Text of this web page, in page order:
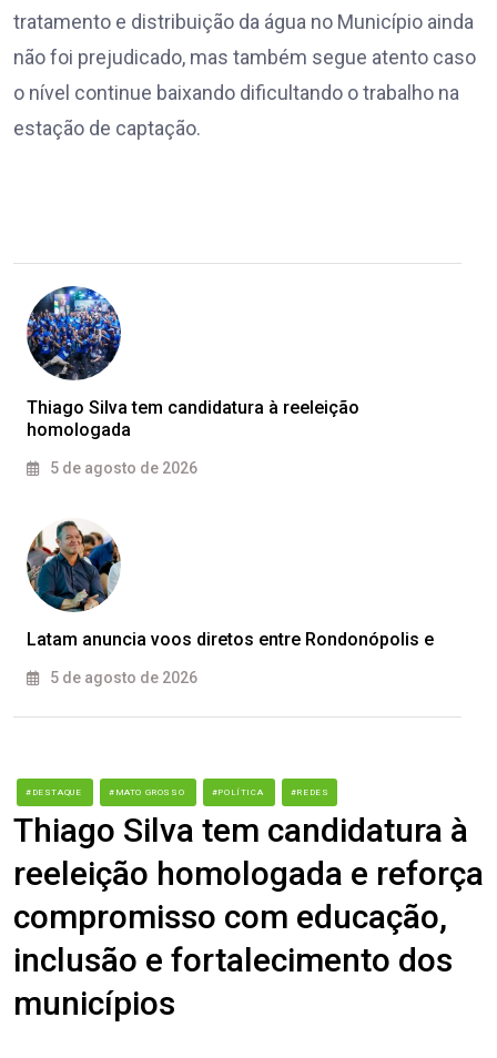
tratamento e distribuição da água no Município ainda
não foi prejudicado, mas também segue atento caso
o nível continue baixando dificultando o trabalho na
estação de captação.
Thiago Silva tem candidatura à reeleição
homologada
5 de agosto de 2026
Latam anuncia voos diretos entre Rondonópolis e
5 de agosto de 2026
#DESTAQUE #MATO GROSSO #POLÍTICA #REDES
Thiago Silva tem candidatura à
reeleição homologada e reforça
compromisso com educação,
inclusão e fortalecimento dos
municípios